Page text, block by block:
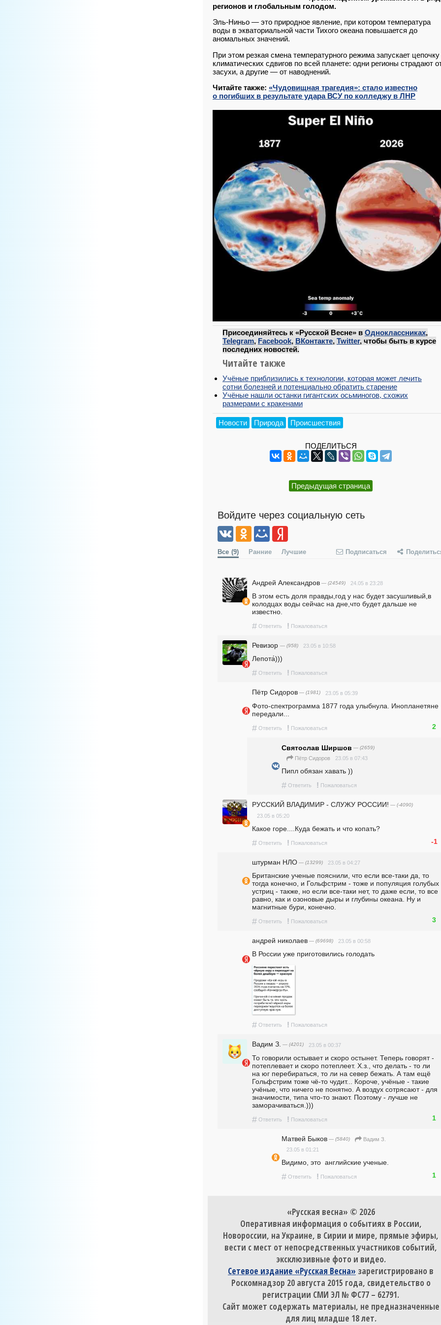
регионов и глобальным голодом.
Эль-Ниньо — это природное явление, при котором температура
воды в экваториальной части Тихого океана повышается до
аномальных значений.
При этом резкая смена температурного режима запускает цепочку
климатических сдвигов по всей планете: одни регионы страдают
засухи, а другие — от наводнений.
Читайте также: «Чудовищная трагедия»: стало известно
о погибших в результате удара ВСУ по колледжу в ЛНР
Присоединяйтесь к «Русской Весне» в Одноклассниках,
Telegram, Facebook, ВКонтакте, Twitter, чтобы быть в курсе
последних новостей.
Читайте также
Учёные приблизились к технологии, которая может лечить
сотни болезней и потенциально обратить старение
Учёные нашли останки гигантских осьминогов, схожих
размерами с кракенами
Новости Природа Происшествия
ПОДЕЛИТЬСЯ
Предыдущая страница
Войдите через социальную сеть
Все (9) Ранние Лучшие Подписаться
Андрей Александров — (24549) 24.05 в 23:28
В этом есть доля правды,год у нас будет засушливый,в
колодцах воды сейчас на дне,что будет дальше не
известно.
# Ответить ! Пожаловаться
Ревизор — (958) 23.05 в 10:58
Лепота́)))
# Ответить ! Пожаловаться
Пётр Сидоров — (1981) 23.05 в 05:39
Фото-спектрограмма 1877 года улыбнула. Инопланетяне
передали...
# Ответить ! Пожаловаться 2
Святослав Ширшов — (2659)
Пётр Сидоров 23.05 в 07:43
Пипл обязан хавать ))
# Ответить ! Пожаловаться
РУССКИЙ ВЛАДИМИР - СЛУЖУ РОССИИ! — (-4090)
23.05 в 05:20
Какое горе....Куда бежать и что копать?
# Ответить ! Пожаловаться -1
штурман НЛО — (13299) 23.05 в 04:27
Британские ученые пояснили, что если все-таки да, то
тогда конечно, и Гольфстрим - тоже и популяция голубых
устриц - также, но если все-таки нет, то даже если, то все
равно, как и озоновые дыры и глубины океана. Ну и
магнитные бури, конечно.
# Ответить ! Пожаловаться 3
андpeй николаев — (69698) 23.05 в 00:58
В России уже приготовились голодать
# Ответить ! Пожаловаться
Вадим З. — (4201) 23.05 в 00:37
То говорили остывает и скоро остынет. Теперь говорят -
потеплевает и скоро потеплеет. Х.з., что делать - то ли
на юг перебираться, то ли на север бежать. А там ещё
Гольфстрим тоже чё-то чудит... Короче, учёные - такие
учёные, что ничего не понятно. А воздух сотрясают - для
значимости, типа что-то знают. Поэтому - лучше не
заморачиваться.)))
# Ответить ! Пожаловаться 1
Матвей Быков — (5840)
Вадим З.
23.05 в 01:21
Видимо, это  английские ученые.
# Ответить ! Пожаловаться 1
«Русская весна» © 2026
Оперативная информация о событиях в России,
Новороссии, на Украине, в Сирии и мире, прямые эфиры,
вести с мест от непосредственных участников событий,
эксклюзивные фото и видео.
Сетевое издание «Русская Весна» зарегистрировано в
Роскомнадзор 20 августа 2015 года, свидетельство о
регистрации СМИ ЭЛ № ФС77 – 62791.
Сайт может содержать материалы, не предназначенные
для лиц младше 18 лет.